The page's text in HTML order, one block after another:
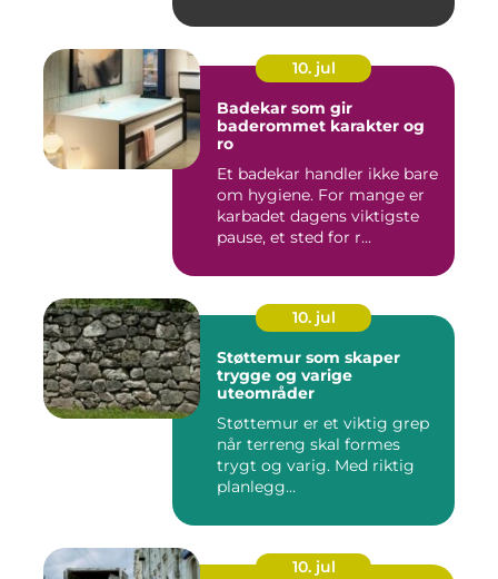
10. jul
Badekar som gir
baderommet karakter og
ro
Et badekar handler ikke bare
om hygiene. For mange er
karbadet dagens viktigste
pause, et sted for r...
10. jul
Støttemur som skaper
trygge og varige
uteområder
Støttemur er et viktig grep
når terreng skal formes
trygt og varig. Med riktig
planlegg...
10. jul